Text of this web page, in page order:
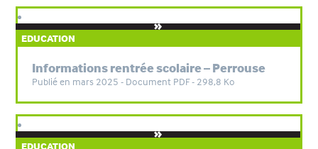
EDUCATION
Informations rentrée scolaire – Perrouse
Publié en mars 2025 - Document PDF - 298,8 Ko
EDUCATION